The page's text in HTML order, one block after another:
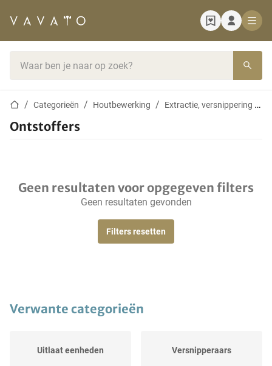
StartpaginaCategorieën Houtbewerking Extractie, versnippering & drogen
Ontstoffers
Geen resultaten voor opgegeven filters
Geen resultaten gevonden
Filters resetten
Verwante categorieën
Uitlaat eenheden Versnipperaars